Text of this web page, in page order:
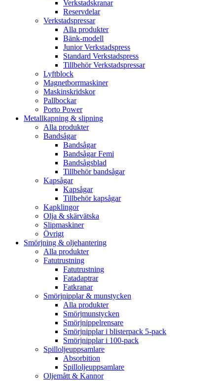
Verkstadskranar
Reservdelar
Verkstadspressar
Alla produkter
Bänk-modell
Junior Verkstadspress
Standard Verkstadspress
Tillbehör Verkstadspressar
Lyftblock
Magnetborrmaskiner
Maskinskridskor
Pallbockar
Porto Power
Metallkapning & slipning
Alla produkter
Bandsågar
Bandsågar
Bandsågar Femi
Bandsågsblad
Tillbehör bandsågar
Kapsågar
Kapsågar
Tillbehör kapsågar
Kapklingor
Olja & skärvätska
Slipmaskiner
Övrigt
Smörjning & oljehantering
Alla produkter
Fatutrustning
Fatutrustning
Fatadaptrar
Fatkranar
Smörjnipplar & munstycken
Alla produkter
Smörjmunstycken
Smörjnippelrensare
Smörjnipplar i blisterpack 5-pack
Smörjnipplar i 100-pack
Spilloljeuppsamlare
Absorbition
Spilloljeuppsamlare
Oljemått & Kannor